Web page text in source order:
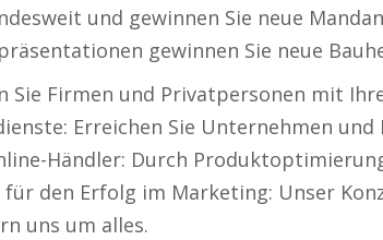
und gewinnen Sie neue
gewinnen Sie neue
Sie Firmen und Privatpersonen mit
Erreichen Sie Unternehmen und
Händler: Durch
für den Erfolg im Marketing: Unser
uns um alles.